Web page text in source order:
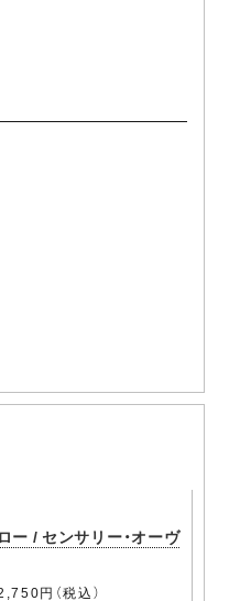
ー / センサリー・オーヴ
円（税込）